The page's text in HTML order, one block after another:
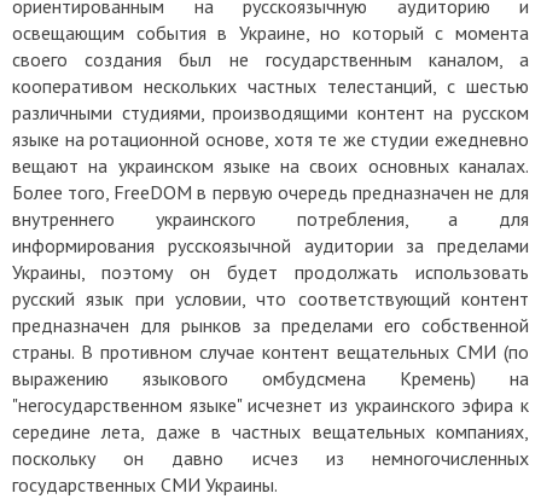
ориентированным на русскоязычную аудиторию и
освещающим события в Украине, но который с момента
своего создания был не государственным каналом, а
кооперативом нескольких частных телестанций, с шестью
различными студиями, производящими контент на русском
языке на ротационной основе, хотя те же студии ежедневно
вещают на украинском языке на своих основных каналах.
Более того, FreeDOM в первую очередь предназначен не для
внутреннего украинского потребления, а для
информирования русскоязычной аудитории за пределами
Украины, поэтому он будет продолжать использовать
русский язык при условии, что соответствующий контент
предназначен для рынков за пределами его собственной
страны. В противном случае контент вещательных СМИ (по
выражению языкового омбудсмена Кремень) на
"негосударственном языке" исчезнет из украинского эфира к
середине лета, даже в частных вещательных компаниях,
поскольку он давно исчез из немногочисленных
государственных СМИ Украины.